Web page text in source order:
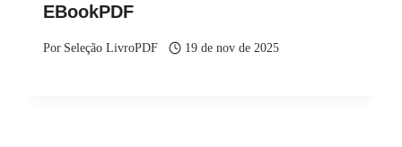
EBookPDF
Por Seleção LivroPDF 19 de nov de 2025